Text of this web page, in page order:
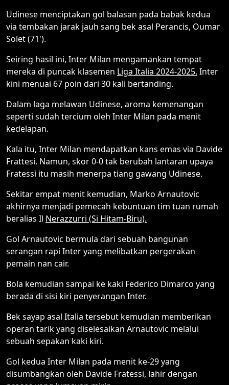
Udinese menciptakan gol balasan pada babak kedua
via tembakan jarak jauh sang bek asal Perancis, Oumar
Solet (71').
Seiring hasil ini, Inter Milan mengamankan tempat
mereka di puncak klasemen Liga Italia 2024-2025. Inter
kini menuai 67 poin dari 30 kali bertanding.
Dalam laga melawan Udinese, aroma kemenangan
seperti sudah tercium oleh Inter Milan pada menit
kedelapan.
Kala itu, Inter Milan mendapatkan kans emas via Davide
Frattesi. Namun, skor 0-0 tak berubah lantaran upaya
Fratessi itu masih menerpa tiang gawang Udinese.
Sekitar empat menit kemudian, Marko Arnautovic
akhirnya menjadi pemecah kebuntuan tim tuan rumah
beralias Il Nerazzurri (Si Hitam-Biru).
Gol Arnautovic bermula dari sebuah bangunan
serangan rapi Inter yang melibatkan pergerakan
pemain nan cair.
Bola kemudian sampai ke kaki Federico Dimarco yang
berada di sisi kiri penyerangan Inter.
Bek sayap asal Italia tersebut kemudian memberikan
operan tarik yang diselesaikan Arnautovic melalui
sebuah sepakan kaki kiri.
Gol kedua Inter Milan pada menit ke-29 yang
disumbangkan oleh Davide Fratessi, lahir dengan